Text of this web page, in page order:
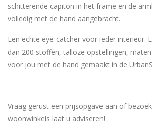
schitterende capiton in het frame en de
volledig met de hand aangebracht.
Een echte eye-catcher voor ieder interieur.
dan 200 stoffen, talloze opstellingen,
voor jou met de hand gemaakt in de
Vraag gerust een prijsopgave aan of
woonwinkels laat u adviseren!